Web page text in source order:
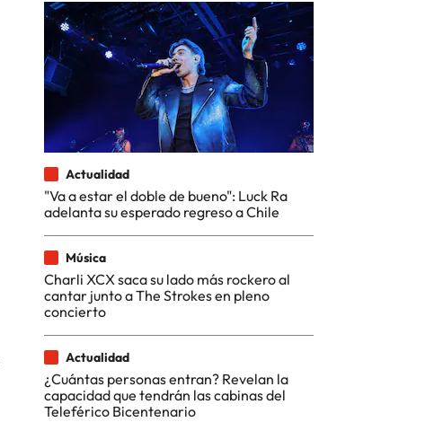
Actualidad
"Va a estar el doble de bueno": Luck Ra
adelanta su esperado regreso a Chile
Música
Charli XCX saca su lado más rockero al
cantar junto a The Strokes en pleno
concierto
Actualidad
¿Cuántas personas entran? Revelan la
capacidad que tendrán las cabinas del
Teleférico Bicentenario